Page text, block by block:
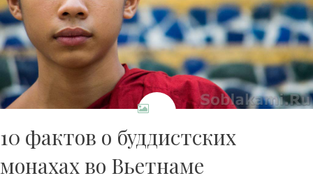
10 фактов о буддистских
монахах во Вьетнаме